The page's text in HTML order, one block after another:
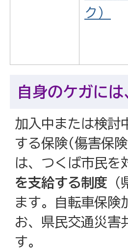
ク）
自身のケガに
加入中または検討
する保険(傷害保
は、つくば市民を
を支給する制度
ます。自転車保険
お、県民交通災害
す。